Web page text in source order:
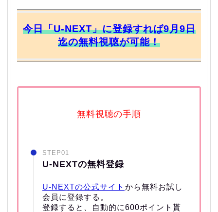
今日「U-NEXT」に登録すれば9月9日
迄の無料視聴が可能！
無料視聴の手順
STEP01
U-NEXTの無料登録
U-NEXTの公式サイト から無料お試し
会員に登録する。
登録すると、自動的に600ポイント貰